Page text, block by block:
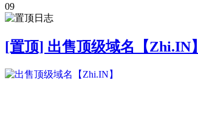
09
[置顶] 出售顶级域名【Zhi.IN】